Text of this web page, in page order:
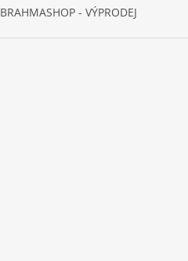
BRAHMASHOP - VÝPRODEJ